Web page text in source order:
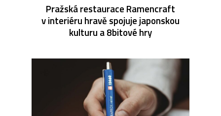
Pražská restaurace Ramencraft
v interiéru hravě spojuje japonskou
kulturu a 8bitové hry